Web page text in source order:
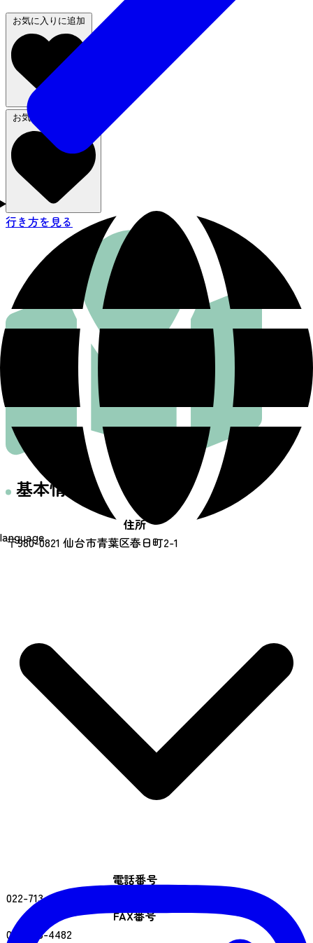
language
お気に入りに追加
お気に入りから削除
行き方を見る
基本情報
住所
〒980-0821 仙台市青葉区春日町2-1
電話番号
022-713-3171
FAX番号
022-713-4482